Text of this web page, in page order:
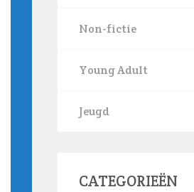
Non-fictie
Young Adult
Jeugd
CATEGORIEËN